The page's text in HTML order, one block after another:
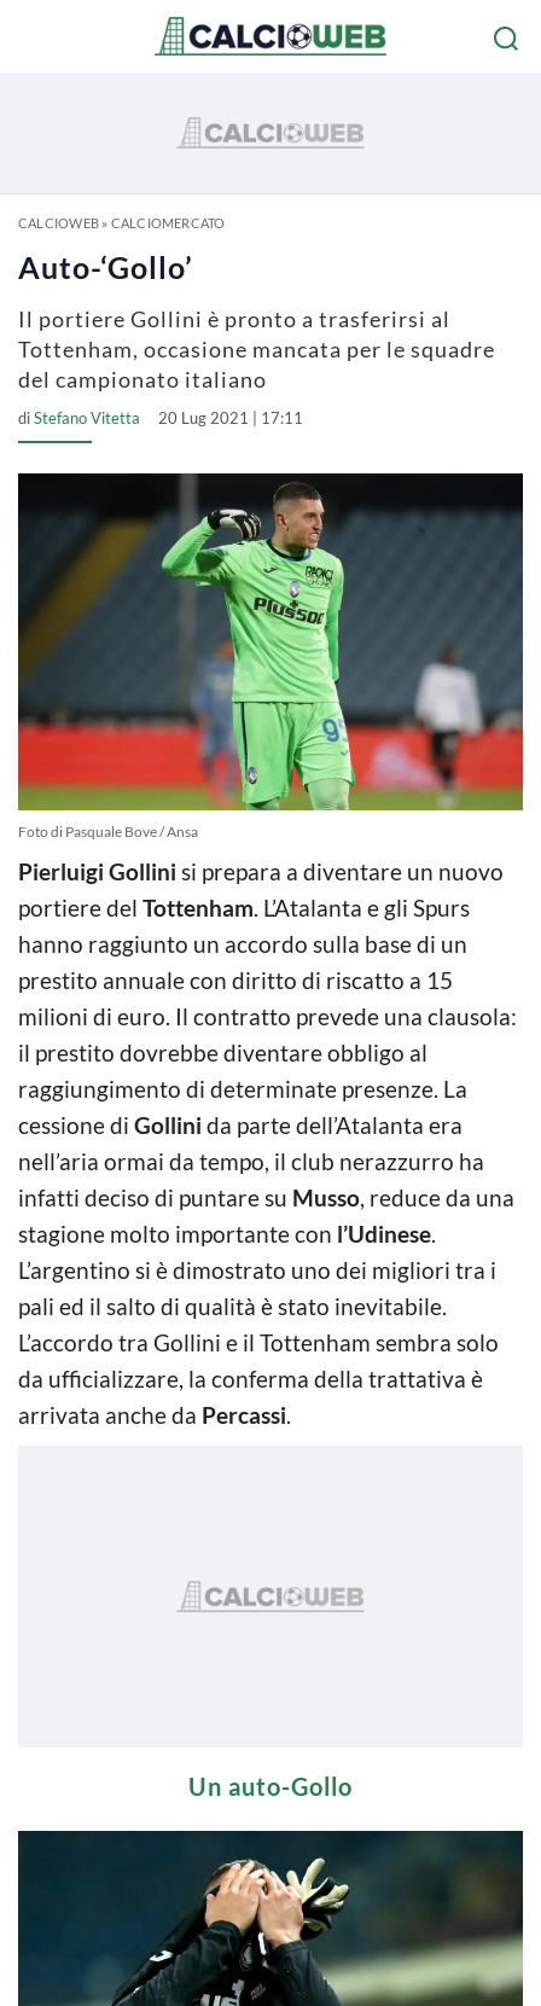
CALCIOWEB» CALCIOMERCATO
Auto-‘Gollo’
Il portiere Gollini è pronto a trasferirsi al
Tottenham, occasione mancata per le squadre
del campionato italiano
diStefano Vitetta 20 Lug 2021 | 17:11
Foto di Pasquale Bove / Ansa
Pierluigi Gollini si prepara a diventare un nuovo
portiere del Tottenham. L’Atalanta e gli Spurs
hanno raggiunto un accordo sulla base di un
prestito annuale con diritto di riscatto a 15
milioni di euro. Il contratto prevede una clausola:
il prestito dovrebbe diventare obbligo al
raggiungimento di determinate presenze. La
cessione di Gollini da parte dell’Atalanta era
nell’aria ormai da tempo, il club nerazzurro ha
infatti deciso di puntare su Musso, reduce da una
stagione molto importante con l’Udinese.
L’argentino si è dimostrato uno dei migliori tra i
pali ed il salto di qualità è stato inevitabile.
L’accordo tra Gollini e il Tottenham sembra solo
da ufficializzare, la conferma della trattativa è
arrivata anche da Percassi.
Un auto-Gollo